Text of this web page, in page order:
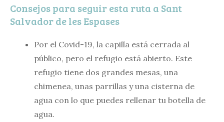
Consejos para seguir esta ruta a Sant
Salvador de les Espases
Por el Covid-19, la capilla está cerrada al
público, pero el refugio está abierto. Este
refugio tiene dos grandes mesas, una
chimenea, unas parrillas y una cisterna de
agua con lo que puedes rellenar tu botella de
agua.